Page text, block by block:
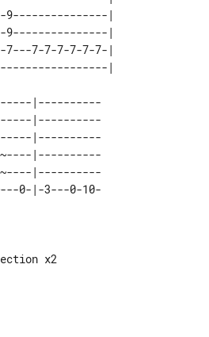
9---------------|
9---------------|
7-7-7-7-7-7-|
|----------
|----------
|----------
|----------
|----------
0-|-3---0-10-
|
|
|
x2
|